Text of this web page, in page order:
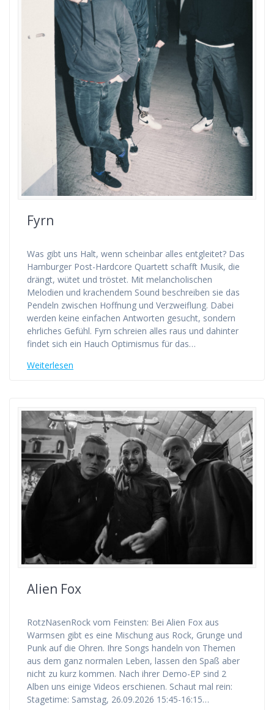
Fyrn
Was gibt uns Halt, wenn scheinbar alles entgleitet? Das
Hamburger Post-Hardcore Quartett schafft Musik, die
drängt, wütet und tröstet. Mit melancholischen
Melodien und krachendem Sound beschreiben sie das
Pendeln zwischen Hoffnung und Verzweiflung. Dabei
werden keine einfachen Antworten gesucht, sondern
ehrliches Gefühl. Fyrn schreien alles raus und dahinter
findet sich ein Hauch Optimismus für das…
Weiterlesen
Alien Fox
RotzNasenRock vom Feinsten: Bei Alien Fox aus
Warmsen gibt es eine Mischung aus Rock, Grunge und
Punk auf die Ohren. Ihre Songs handeln von Themen
aus dem ganz normalen Leben, lassen den Spaß aber
nicht zu kurz kommen. Nach ihrer Demo-EP sind 2
Alben uns einige Videos erschienen. Schaut mal rein:
Stagetime: Samstag, 26.09.2026 15:45-16:15…